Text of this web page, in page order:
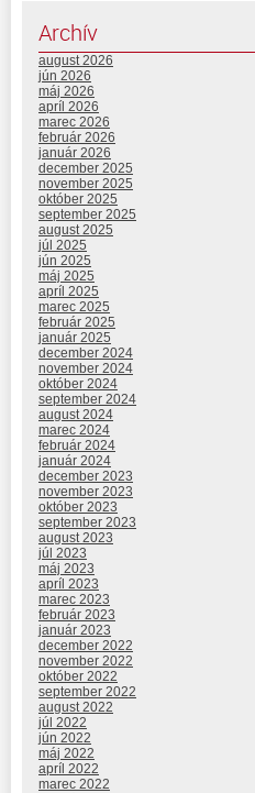
Archív
august 2026
jún 2026
máj 2026
apríl 2026
marec 2026
február 2026
január 2026
december 2025
november 2025
október 2025
september 2025
august 2025
júl 2025
jún 2025
máj 2025
apríl 2025
marec 2025
február 2025
január 2025
december 2024
november 2024
október 2024
september 2024
august 2024
marec 2024
február 2024
január 2024
december 2023
november 2023
október 2023
september 2023
august 2023
júl 2023
máj 2023
apríl 2023
marec 2023
február 2023
január 2023
december 2022
november 2022
október 2022
september 2022
august 2022
júl 2022
jún 2022
máj 2022
apríl 2022
marec 2022